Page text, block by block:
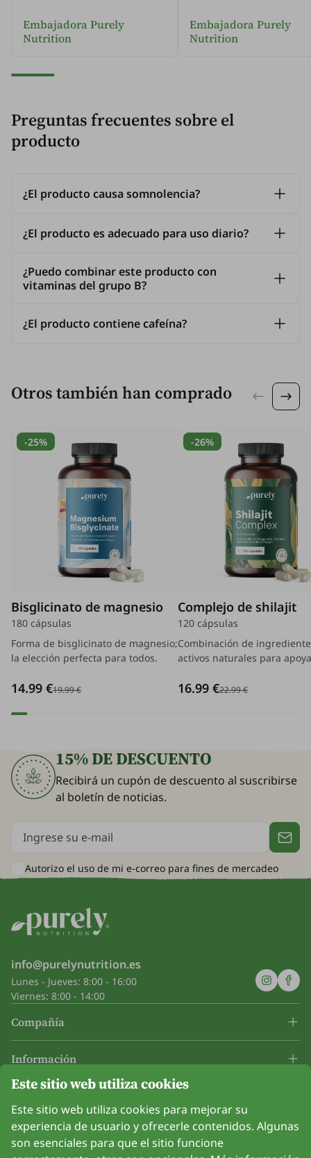
Este sitio web utiliza cookies
Este sitio web utiliza cookies para mejorar su
experiencia de usuario y ofrecerle contenidos. Algunas
son esenciales para que el sitio funcione
Embajadora Purely
Nutrition
Embajadora Purely
Nutrition
Preguntas frecuentes sobre el
producto
¿El producto causa somnolencia?
¿El producto es adecuado para uso diario?
¿Puedo combinar este producto con
vitaminas del grupo B?
¿El producto contiene cafeína?
Otros también han comprado
-25%
Bisglicinato de magnesio
180 cápsulas
Forma de bisglicinato de magnesio;
la elección perfecta para todos.
14.99 €19.99 €
-26%
Complejo de shilajit
120 cápsulas
Combinación de
activos naturales para
energía, que permite
16.99 €22.99 €
15% DE DESCUENTO
Recibirá un cupón de descuento al suscribirse
al boletín de noticias.
Autorizo el uso de mi e-correo para fines de mercadeo
info@purelynutrition.es
Lunes - Jueves: 8:00 - 16:00
Viernes: 8:00 - 14:00
Compañía
Información